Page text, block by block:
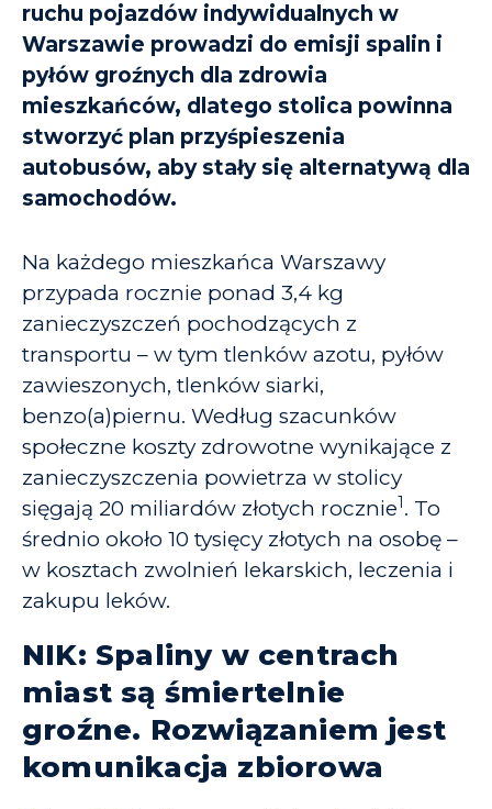
ruchu pojazdów indywidualnych w
Warszawie prowadzi do emisji spalin i
pyłów groźnych dla zdrowia
mieszkańców, dlatego stolica powinna
stworzyć plan przyśpieszenia
autobusów, aby stały się alternatywą dla
samochodów.
Na każdego mieszkańca Warszawy
przypada rocznie ponad 3,4 kg
zanieczyszczeń pochodzących z
transportu – w tym tlenków azotu, pyłów
zawieszonych, tlenków siarki,
benzo(a)piernu. Według szacunków
społeczne koszty zdrowotne wynikające z
zanieczyszczenia powietrza w stolicy
sięgają 20 miliardów złotych rocznie1. To
średnio około 10 tysięcy złotych na osobę –
w kosztach zwolnień lekarskich, leczenia i
zakupu leków.
NIK: Spaliny w centrach
miast są śmiertelnie
groźne. Rozwiązaniem jest
komunikacja zbiorowa